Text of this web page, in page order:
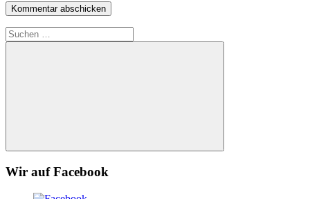
Suchen
nach:
Suchen
Wir auf Facebook